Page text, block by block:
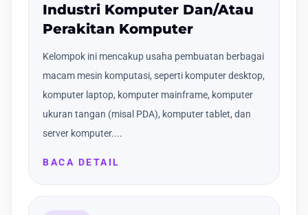
Industri Komputer Dan/Atau
Perakitan Komputer
Kelompok ini mencakup usaha pembuatan berbagai
macam mesin komputasi, seperti komputer desktop,
komputer laptop, komputer mainframe, komputer
ukuran tangan (misal PDA), komputer tablet, dan
server komputer....
BACA DETAIL